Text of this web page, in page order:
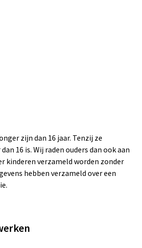
zijn dan 16 jaar. Tenzij ze
16 is. Wij raden ouders dan ook aan
kinderen verzameld worden zonder
hebben verzameld over een